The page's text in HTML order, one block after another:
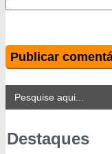
Search
for:
Destaques